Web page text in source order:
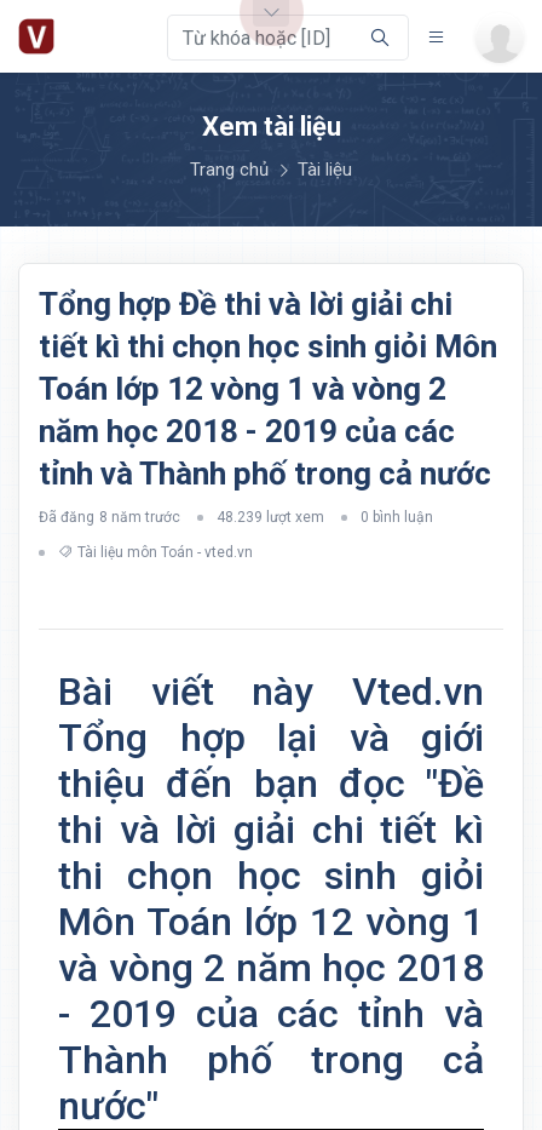
Xem tài liệu
Trang chủ Tài liệu
Tổng hợp Đề thi và lời giải chi
tiết kì thi chọn học sinh giỏi Môn
Toán lớp 12 vòng 1 và vòng 2
năm học 2018 - 2019 của các
tỉnh và Thành phố trong cả nước
Đã đăng 8 năm trước 48.239 lượt xem 0 bình luận
Tài liệu môn Toán - vted.vn
Bài viết này Vted.vn
Tổng hợp lại và giới
thiệu đến bạn đọc "Đề
thi và lời giải chi tiết kì
thi chọn học sinh giỏi
Môn Toán lớp 12 vòng 1
và vòng 2 năm học 2018
- 2019 của các tỉnh và
Thành phố trong cả
nước"